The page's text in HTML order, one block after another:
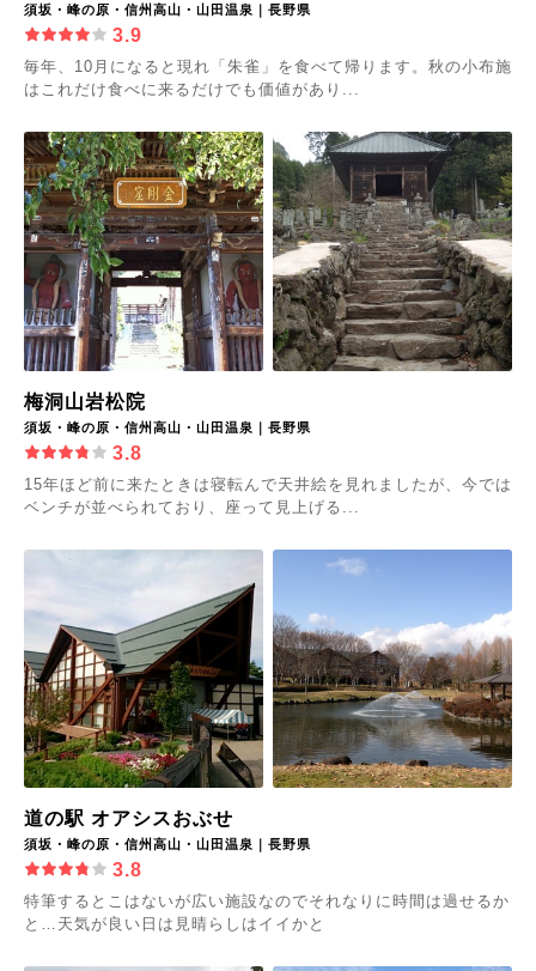
須坂・峰の原・信州高山・山田温泉｜長野県
3.9
毎年、10月になると現れ「朱雀」を食べて帰ります。秋の小布施
はこれだけ食べに来るだけでも価値があり...
梅洞山岩松院
須坂・峰の原・信州高山・山田温泉｜長野県
3.8
15年ほど前に来たときは寝転んで天井絵を見れましたが、今では
ベンチが並べられており、座って見上げる...
道の駅 オアシスおぶせ
須坂・峰の原・信州高山・山田温泉｜長野県
3.8
特筆するとこはないが広い施設なのでそれなりに時間は過せるか
と…天気が良い日は見晴らしはイイかと